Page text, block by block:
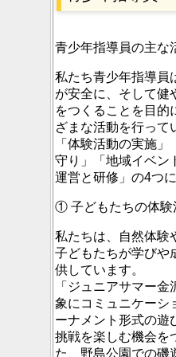
青少年指導員の主な
私たち青少年指導員
が安全に、そして健
をつくることを目的
ざまな活動を行って
「体験活動の実施
守り」「地域イベン
運営と研修」の4つ
① 子どもたちの体験
私たちは、自然体験
子どもたちが学びや
供しています。
「ジュニアサマー
象にコミュニケーシ
ーナメント形式の遊
挑戦を楽しむ機会を
た、野島公園での磯